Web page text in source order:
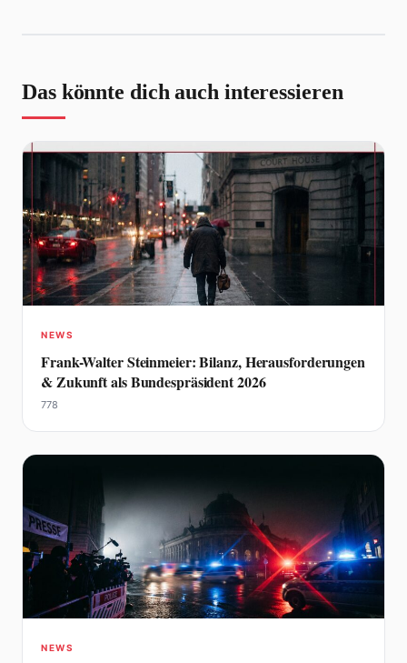
Das könnte dich auch interessieren
NEWS
Frank-Walter Steinmeier: Bilanz, Herausforderungen
& Zukunft als Bundespräsident 2026
778
NEWS